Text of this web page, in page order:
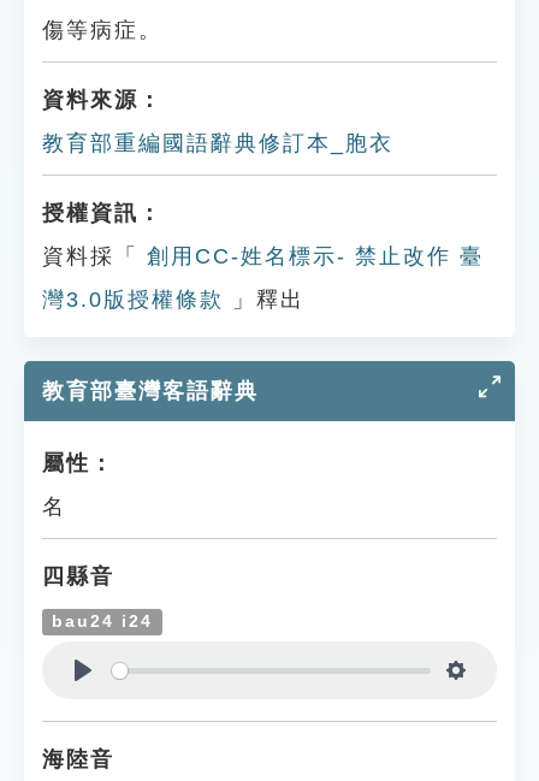
傷等病症。
資料來源：
教育部重編國語辭典修訂本_胞衣
授權資訊：
資料採「
創用CC-姓名標示- 禁止改作 臺
灣3.0版授權條款
」釋出
教育部臺灣客語辭典
屬性：
名
四縣音
bau24 i24
海陸音